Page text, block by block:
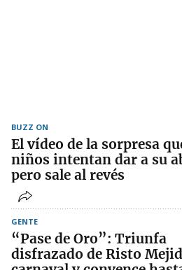
BUZZ ON
El vídeo de la sorpresa
niños intentan dar a su
pero sale al revés
GENTE
“Pase de Oro”: Triunfa
disfrazado de Risto